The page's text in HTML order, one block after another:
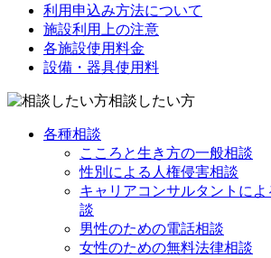
利用申込み方法について
施設利用上の注意
各施設使用料金
設備・器具使用料
相談したい方
各種相談
こころと生き方の一般相談
性別による人権侵害相談
キャリアコンサルタントに
談
男性のための電話相談
女性のための無料法律相談